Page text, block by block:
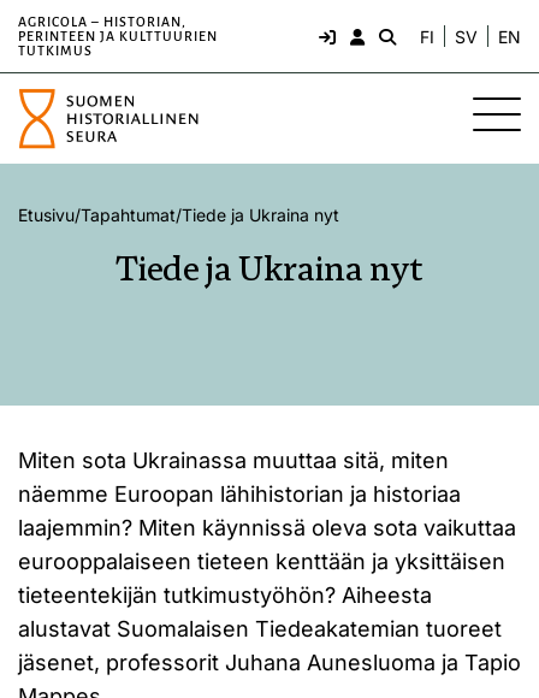
AGRICOLA – HISTORIAN,
PERINTEEN JA KULTTUURIEN
TUTKIMUS
FI SV EN
Etusivu/Tapahtumat/Tiede ja Ukraina nyt
Tiede ja Ukraina nyt
Miten sota Ukrainassa muuttaa sitä, miten
näemme Euroopan lähihistorian ja historiaa
laajemmin? Miten käynnissä oleva sota vaikuttaa
eurooppalaiseen tieteen kenttään ja yksittäisen
tieteentekijän tutkimustyöhön? Aiheesta
alustavat Suomalaisen Tiedeakatemian tuoreet
jäsenet, professorit Juhana Aunesluoma ja Tapio